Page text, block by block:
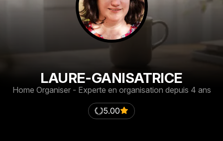
LAURE-GANISATRICE
Home Organiser - Experte en organisation depuis 4 ans
5.00